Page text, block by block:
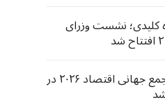
کلیدی؛ نشست وزرای
نشست سالانه مجمع جهانی اقتصاد ۲۰۲۶ در